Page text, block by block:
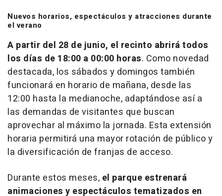
Nuevos horarios, espectáculos y atracciones durante
el verano
A partir del 28 de junio, el recinto abrirá todos
los días de 18:00 a 00:00 horas. Como novedad
destacada, los sábados y domingos también
funcionará en horario de mañana, desde las
12:00 hasta la medianoche, adaptándose así a
las demandas de visitantes que buscan
aprovechar al máximo la jornada. Esta extensión
horaria permitirá una mayor rotación de público y
la diversificación de franjas de acceso.
Durante estos meses, el parque estrenará
animaciones y espectáculos tematizados en